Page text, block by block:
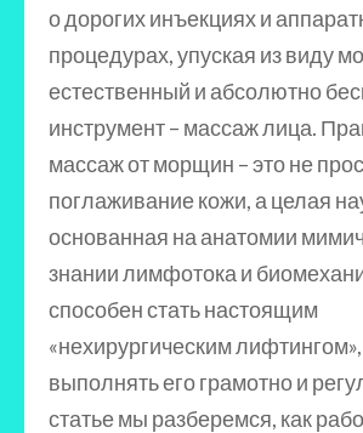
о дорогих инъекциях и
процедурах, упуская из виду
естественный и абсолютно
инструмент – массаж лица.
массаж от морщин – это не
поглаживание кожи, а целая
основанная на анатомии
знании лимфотока и
способен стать настоящим
«нехирургическим
выполнять его грамотно и
статье мы разберемся, как